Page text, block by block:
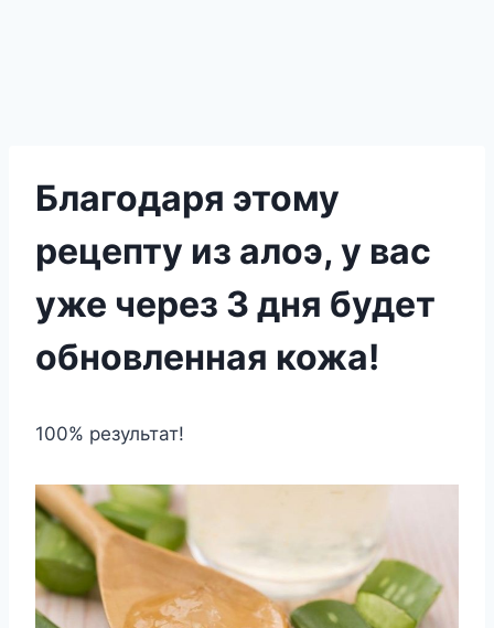
Благодаря этому
рецепту из алоэ, у вас
уже через 3 дня будет
обновленная кожа!
100% результат!